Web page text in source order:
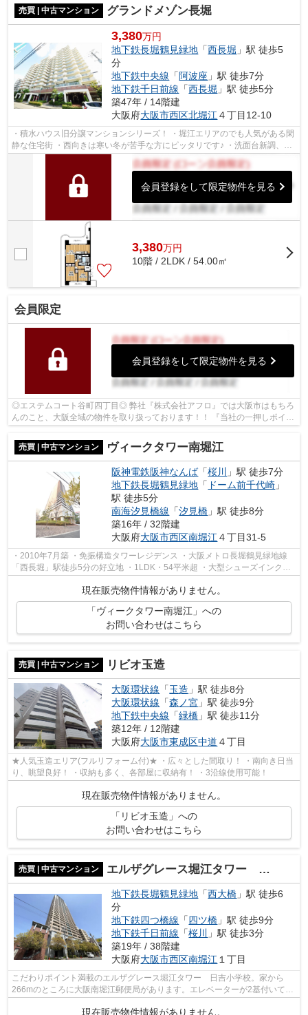
売買 | 中古マンション
グランドメゾン長堀
3,380万円
地下鉄長堀鶴見緑地 「西長堀 」駅 徒歩5
分
地下鉄中央線 「 阿波座 」駅 徒歩7分
地下鉄千日前線 「西長堀 」駅 徒歩5分
築47年 / 14階建
大阪府大阪市西区北堀江４丁目12-10
・積水ハウス旧分譲マンションシリーズ！ ・堀江エリアのでも人気がある閑
静な住宅街 ・西向きは寒い冬が苦手な方にピッタリです♪ ・洗面台新調、ハ
ウスクリーニング済☆ ・業界最大手...
会員登録をして限定物件を見る
3,380万円
10階 / 2LDK / 54.00㎡
会員限定
会員登録をして限定物件を見る
◎エステムコート谷町四丁目◎ 弊社『株式会社アフロ』では大阪市はもちろ
んのこと、大阪全域の物件を取り扱っております！！ 『当社の一押しポイン
売買 | 中古マンション
ヴィークタワー南堀江
阪神電鉄阪神なんば「桜川
」駅 徒歩7分
地下鉄長堀鶴見緑地 「 ドーム前千代崎 」
駅 徒歩5分
南海汐見橋線 「汐見橋 」駅 徒歩8分
築16年 / 32階建
大阪府大阪市西区南堀江 ４丁目31-5
・2010年7月築 ・免振構造タワーレジデンス ・大阪メトロ長堀鶴見緑地線
「西長堀」駅徒歩5分の好立地 ・1LDK・54平米超 ・大型シューズインクロ
現在販売物件情報がありません。
「ヴィークタワー南堀江」への
お問い合わせはこちら
売買 | 中古マンション リビオ玉造
大阪環状線 「玉造 」駅 徒歩8分
大阪環状線 「森ノ宮 」駅 徒歩9分
地下鉄中央線 「緑橋 」駅 徒歩11分
築12年 / 12階建
大阪府大阪市東成区中道 ４丁目
★人気玉造エリア(フルリフォーム付)★ ・広々とした間取り！ ・南向き日当
り、眺望良好！ ・収納も多く、各部屋に収納有！ ・3沿線使用可能！
現在販売物件情報がありません。
「リビオ玉造」への
お問い合わせはこちら
売買 | 中古マンション エルザグレース堀江タワー 日吉小学校
地下鉄長堀鶴見緑地 「西大橋 」駅 徒歩6
分
地下鉄四つ橋線 「四ツ橋 」駅 徒歩9分
地下鉄千日前線 「桜川
」駅 徒歩3分
築19年 / 38階建
大阪府大阪市西区南堀江１丁目
こだわりポイント満載のエルザグレース堀江タワー 日吉小学校。家から
266mのところに大阪南堀江郵便局があります。エレベーターが2基付いてい
現在販売物件情報がありません。